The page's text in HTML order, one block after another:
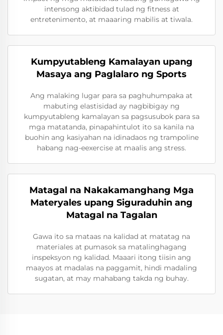
intensong aktibidad tulad ng fitness at
entretenimento, at maaaring mabilis at tiwala.
Kumpyutableng Kamalayan upang
Masaya ang Paglalaro ng Sports
Ang malaking lugar para sa paghuhumpaka at
mabuting elastisidad ay nagbibigay ng
kumpyutableng kamalayan sa pagsusubok para sa
mga matatanda, pinapahintulot ito sa kanila na
buohin ang kasiyahan na idinadaos ng trampoline
habang nag-eexercise at maalis ang stress.
Matagal na Nakakamanghang Mga
Materyales upang Siguraduhin ang
Matagal na Tagalan
Gawa ito sa mataas na kalidad at matatag na
materiales at pumasok sa matalinghagang
inspeksyon ng kalidad. Maaari itong tiisin ang
maayos at madalas na paggamit, hindi madaling
sugatan, at may mahabang takda ng buhay.